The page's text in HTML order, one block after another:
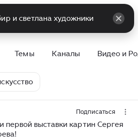
Темы Каналы Видео и
Подписаться
первой выставки картин Сергея